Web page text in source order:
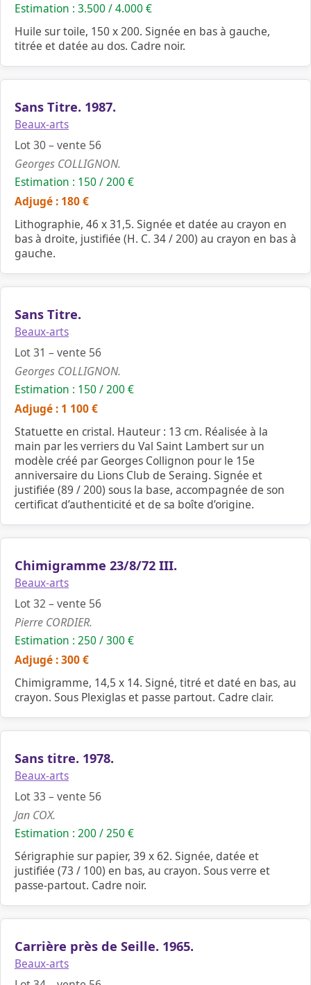
Estimation : 3.500 / 4.000 €
Huile sur toile, 150 x 200. Signée en bas à gauche,
titrée et datée au dos. Cadre noir.
Sans Titre. 1987.
Beaux-arts
Lot 30 – vente 56
Georges COLLIGNON.
Estimation : 150 / 200 €
Adjugé : 180 €
Lithographie, 46 x 31,5. Signée et datée au crayon en
bas à droite, justifiée (H. C. 34 / 200) au crayon en bas à
gauche.
Sans Titre.
Beaux-arts
Lot 31 – vente 56
Georges COLLIGNON.
Estimation : 150 / 200 €
Adjugé : 1 100 €
Statuette en cristal. Hauteur : 13 cm. Réalisée à la
main par les verriers du Val Saint Lambert sur un
modèle créé par Georges Collignon pour le 15e
anniversaire du Lions Club de Seraing. Signée et
justifiée (89 / 200) sous la base, accompagnée de son
certificat d’authenticité et de sa boîte d’origine.
Chimigramme 23/8/72 III.
Beaux-arts
Lot 32 – vente 56
Pierre CORDIER.
Estimation : 250 / 300 €
Adjugé : 300 €
Chimigramme, 14,5 x 14. Signé, titré et daté en bas, au
crayon. Sous Plexiglas et passe partout. Cadre clair.
Sans titre. 1978.
Beaux-arts
Lot 33 – vente 56
Jan COX.
Estimation : 200 / 250 €
Sérigraphie sur papier, 39 x 62. Signée, datée et
justifiée (73 / 100) en bas, au crayon. Sous verre et
passe-partout. Cadre noir.
Carrière près de Seille. 1965.
Beaux-arts